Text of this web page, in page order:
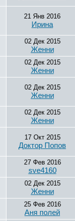
21 Янв 2016
Ирина
02 Дек 2015
Женни
02 Дек 2015
Женни
02 Дек 2015
Женни
02 Дек 2015
Женни
17 Окт 2015
Доктор Попов
27 Фев 2016
sve4160
02 Дек 2015
Женни
25 Фев 2016
Аня полей